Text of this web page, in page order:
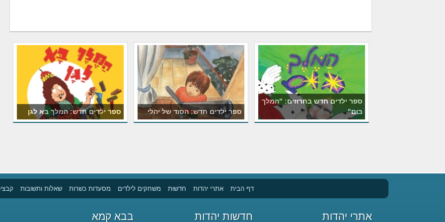
ספר ילדים חדש בחרוזים: "המלך
בום"
ספר ילדים חדש: הסוד של יהלי ספר ילדים חדש: המלך בא לגן
דף הבית אתרי יהדות חדשות משחקים לילדים מסעדות כשרות שאלות ותשובות
אתרי יהדות חדשות יהדות בבא קמא